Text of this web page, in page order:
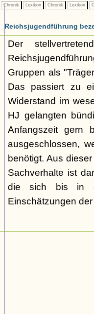
Chronik Lexikon Chronik Lexikon
Reichsjugendführung
Der
Gruppen als
Das passiert zu
Widerstand im
HJ gelangten
Anfangszeit gern
ausgeschlossen,
benötigt. Aus
Sachverhalte ist
die sich bis in
Einschätzungen